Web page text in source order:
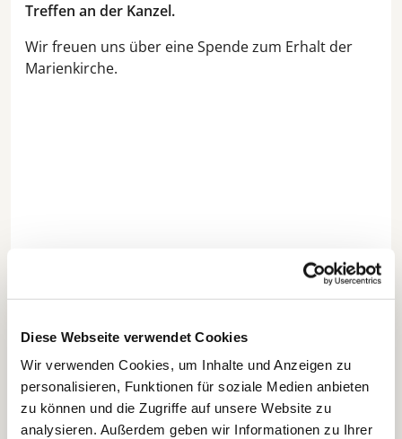
Diese Webseite verwendet Cookies
Wir verwenden Cookies, um Inhalte und Anzeigen zu
personalisieren, Funktionen für soziale Medien anbieten
zu können und die Zugriffe auf unsere Website zu
analysieren. Außerdem geben wir Informationen zu Ihrer
Treffen an der Kanzel.
Wir freuen uns über eine Spende zum Erhalt der
Marienkirche.